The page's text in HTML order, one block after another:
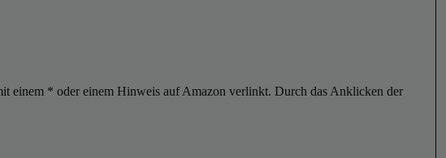
einem * oder einem Hinweis auf Amazon verlinkt. Durch das Anklicken der